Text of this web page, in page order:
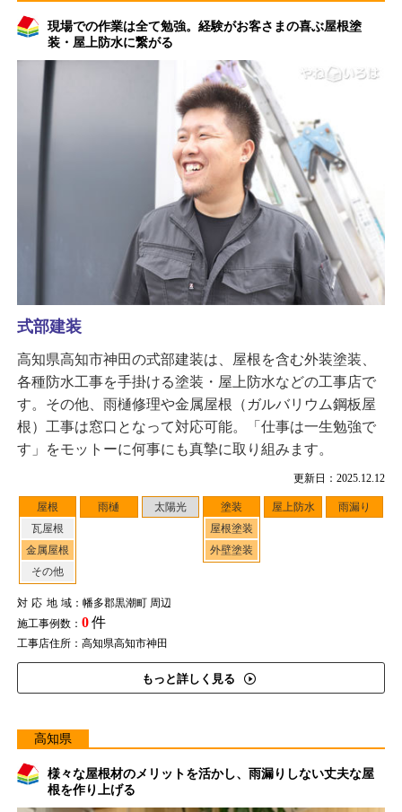
現場での作業は全て勉強。経験がお客さまの喜ぶ屋根塗
装・屋上防水に繋がる
更新日：2025.12.12
屋根
瓦屋根
金属屋根
その他
雨樋 太陽光
塗装
屋根塗装
外壁塗装
屋上防水 雨漏り
対応地域：幡多郡黒潮町 周辺
施工事例数： 0件
工事店住所：高知県高知市神田
もっと詳しく見る
式部建装
高知県高知市神田の式部建装は、屋根を含む外装塗装、
各種防水工事を手掛ける塗装・屋上防水などの工事店で
す。その他、雨樋修理や金属屋根（ガルバリウム鋼板屋
根）工事は窓口となって対応可能。「仕事は一生勉強で
す」をモットーに何事にも真摯に取り組みます。
高知県
様々な屋根材のメリットを活かし、雨漏りしない丈夫な屋
根を作り上げる